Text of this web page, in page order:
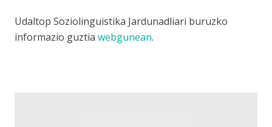
Udaltop Soziolinguistika Jardunadliari buruzko
informazio guztia webgunean.